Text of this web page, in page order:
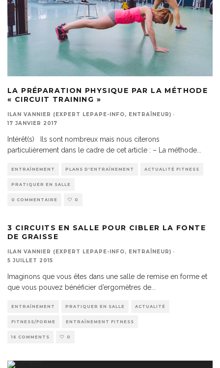
LA PRÉPARATION PHYSIQUE PAR LA MÉTHODE
« CIRCUIT TRAINING »
ILAN VANNIER (EXPERT LEPAPE-INFO, ENTRAÎNEUR) ·
17 JANVIER 2017
Intérêt(s) Ils sont nombreux mais nous citerons
particulièrement dans le cadre de cet article : – La méthode
ENTRAÎNEMENT PLANS D'ENTRAÎNEMENT ACTUALITÉ FITNESS
PRATIQUER EN SALLE
0 COMMENTAIRE 0
3 CIRCUITS EN SALLE POUR CIBLER LA FONTE
DE GRAISSE
ILAN VANNIER (EXPERT LEPAPE-INFO, ENTRAÎNEUR) ·
5 JUILLET 2015
Imaginons que vous êtes dans une salle de remise en forme et
que vous pouvez bénéficier d’ergomètres de
ENTRAÎNEMENT PRATIQUER EN SALLE ACTUALITÉ
FITNESS/FORME ENTRAÎNEMENT FITNESS
16 COMMENTS 0